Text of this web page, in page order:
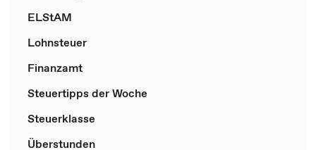
ELStAM
Lohnsteuer
Finanzamt
Steuertipps der Woche
Steuerklasse
Überstunden